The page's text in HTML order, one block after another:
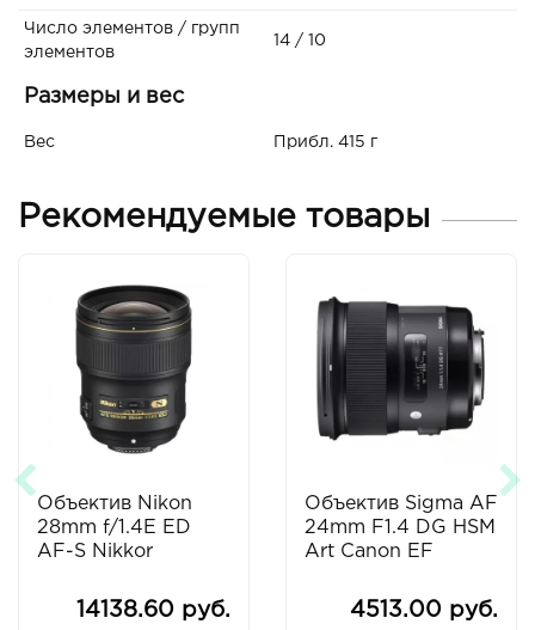
Число элементов / групп
элементов
14 / 10
Размеры и вес
Вес Прибл. 415 г
Рекомендуемые товары
Объектив Nikon
28mm f/1.4E ED
AF-S Nikkor
14138.60 руб.
Объектив Sigma AF
24mm F1.4 DG HSM
Art Canon EF
4513.00 руб.